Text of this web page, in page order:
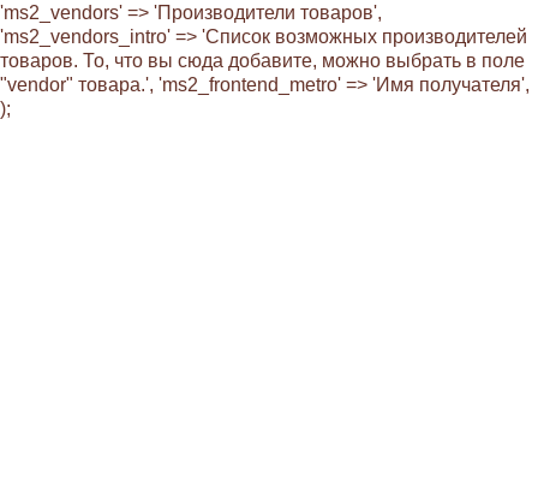
'ms2_vendors' => 'Производители товаров',
'ms2_vendors_intro' => 'Список возможных производителей
товаров. То, что вы сюда добавите, можно выбрать в поле
"vendor" товара.', 'ms2_frontend_metro' => 'Имя получателя',
);